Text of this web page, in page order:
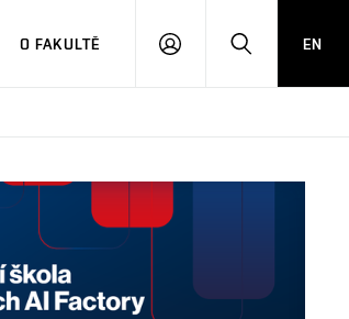
O FAKULTĚ
PŘIHLÁSITHLEDAT
EN